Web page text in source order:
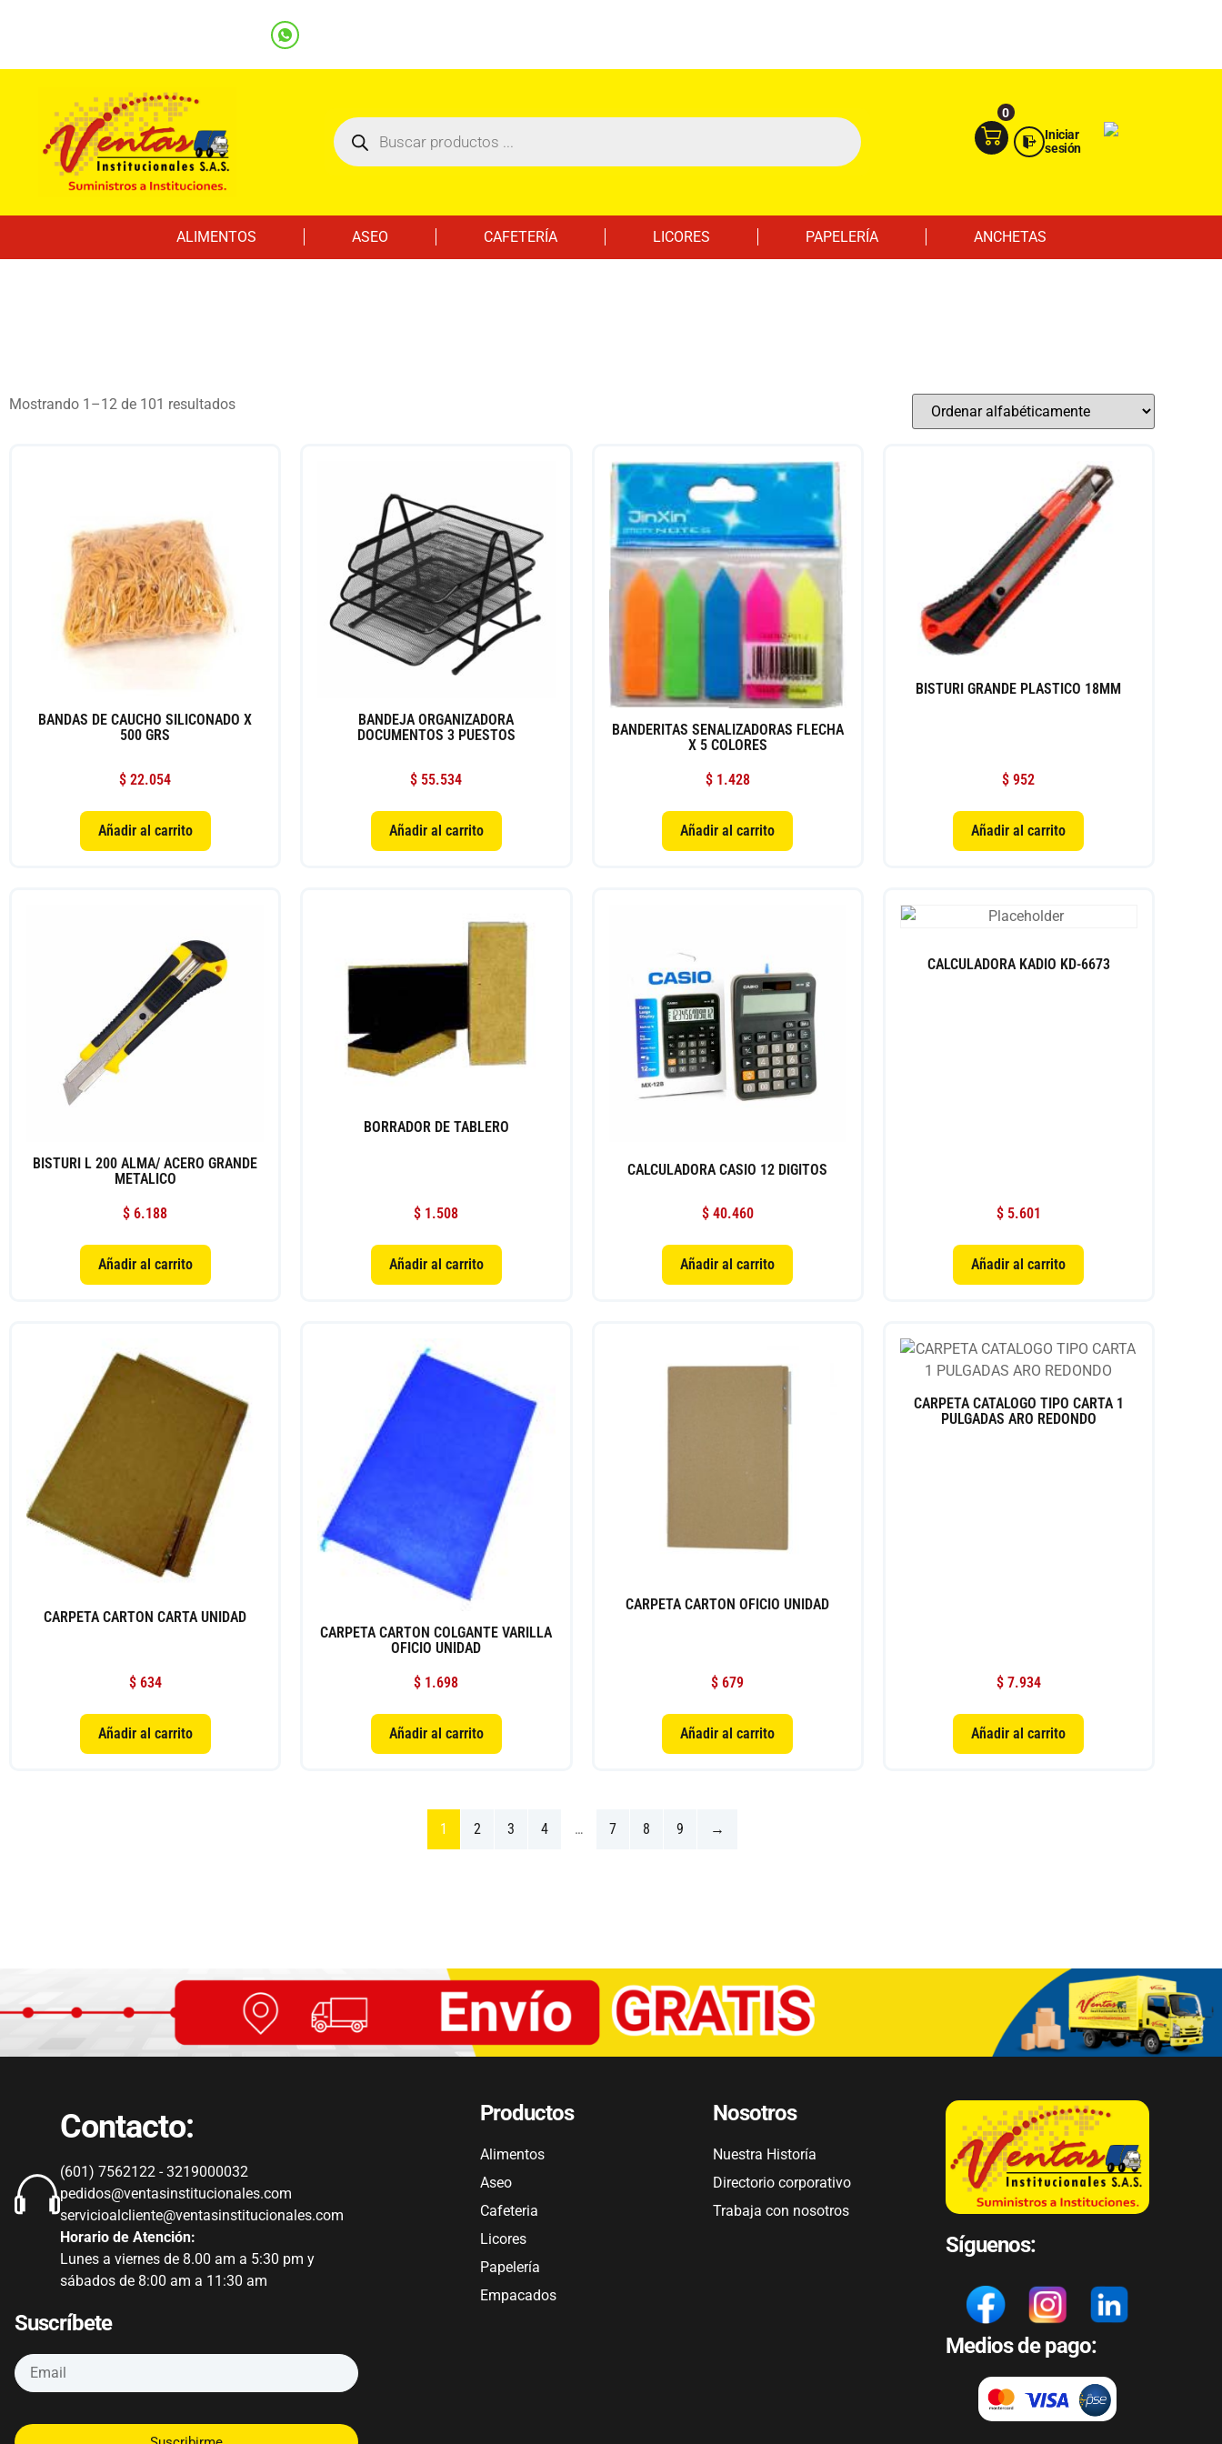
0
Iniciar
sesión
ALIMENTOS ASEO CAFETERÍA LICORES PAPELERÍA ANCHETAS
Mostrando 1–12 de 101 resultados
BANDAS DE CAUCHO SILICONADO X
500 GRS
$ 22.054
Añadir al carrito
BANDEJA ORGANIZADORA
DOCUMENTOS 3 PUESTOS
$ 55.534
Añadir al carrito
BANDERITAS SENALIZADORAS FLECHA
X 5 COLORES
$1.428
Añadir al carrito
BISTURI GRANDE PLASTICO 18MM
$ 952
Añadir al carrito
BISTURI L 200 ALMA/ ACERO GRANDE
METALICO
$ 6.188
Añadir al carrito
BORRADOR DE TABLERO
$ 1.508
Añadir al carrito
CALCULADORA CASIO 12 DIGITOS
$40.460
Añadir al carrito
CALCULADORA KADIO KD-6673
$5.601
Añadir al carrito
CARPETA CARTON CARTA UNIDAD
$634
Añadir al carrito
CARPETA CARTON COLGANTE VARILLA
OFICIO UNIDAD
$ 1.698
Añadir al carrito
CARPETA CARTON OFICIO UNIDAD
$ 679
Añadir al carrito
CARPETA CATALOGO TIPO CARTA 1
PULGADAS ARO REDONDO
$7.934
Añadir al carrito
1 2 3 4 … 7 8 9 →
Contacto:
(601) 7562122 - 3219000032
pedidos@ventasinstitucionales.com
servicioalcliente@ventasinstitucionales.com
Horario de Atención:
Lunes a viernes de 8.00 am a 5:30 pm y
sábados de 8:00 am a 11:30 am
Suscríbete
Productos
Alimentos
Aseo
Cafeteria
Licores
Papelería
Empacados
Nosotros
Nuestra Historía
Directorio corporativo
Trabaja con nosotros
Síguenos:
Medios de pago: